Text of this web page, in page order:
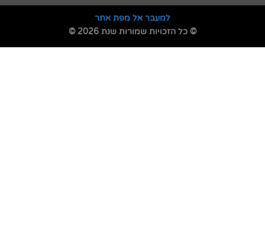
למעבר אל מפת אתר
© כל הזכויות שמורות שנת 2026 ©